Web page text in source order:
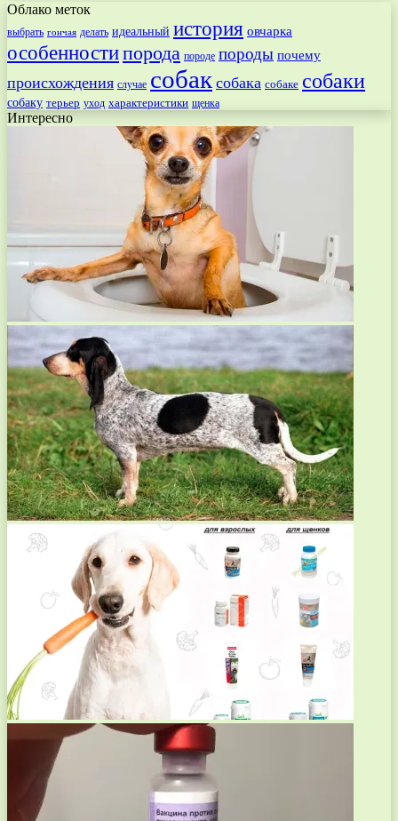
Облако меток
выбрать гончая делать идеальный история овчарка
особенностипорода породе породы почему
происхождения случае собак собака собаке собаки
собаку терьер уход характеристики щенка
Интересно